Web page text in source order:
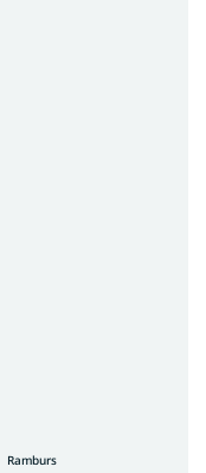
Ramburs